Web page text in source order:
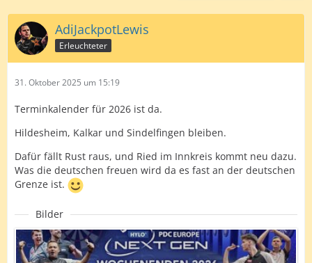
AdiJackpotLewis
Erleuchteter
31. Oktober 2025 um 15:19
Terminkalender für 2026 ist da.
Hildesheim, Kalkar und Sindelfingen bleiben.
Dafür fällt Rust raus, und Ried im Innkreis kommt neu dazu.
Was die deutschen freuen wird da es fast an der deutschen
Grenze ist.
Bilder